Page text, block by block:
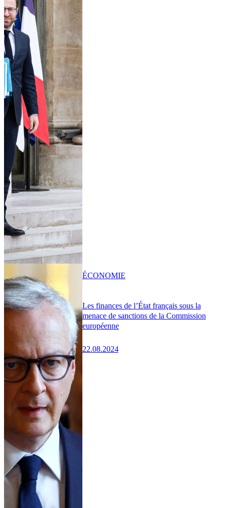
Les finances de l’État français sous la
menace de sanctions de la Commission
européenne
22.08.2024
ÉCONOMIE